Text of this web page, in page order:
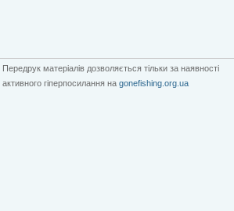
Передрук матеріалів дозволяється тільки за наявності
активного гіперпосилання на gonefishing.org.ua